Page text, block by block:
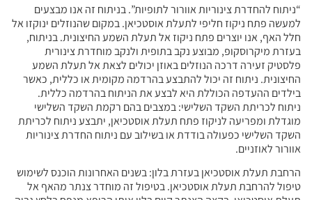
“ניתוח להחדרת צינוריות אוורור לתופיות”. בניתוח זה אנו מבצעים
למעשה פתח ניקוז חליפי לתעלת אוסטכיאן. במקום שהנוזלים ינוקזו אל
חלל האף, אנו יוצרים פתח ניקוז אל תעלת השמע החיצונית. בניתוח,
בעזרת מיקרוסקופ, מבוצע נקב בתופית ולנקב מוחדרת צינורית
פלסטיק זעירה דרכה הנוזלים באוזן יכולים לצאת אל תעלת השמע
החיצונית. ניתוח זה יכול להתבצע בהרדמה מקומית או כללית, כאשר
בילדים ההעדפה הכוללת היא לבצע את הניתוח בהרדמה כללית.
ניתוח לכריתת השקד השלישי: במצבים בהם רקמת השקד השלישי
מוגדלת ומפריעה לניקוז פתח תעלת אוסטכיאן, יתבצע ניתוח לכריתת
השקד השלישי כפעולה בודדת או בשילוב עם ניתוח החדרת צינוריות
אוורור לאוזניים.
הרחבת תעלת אוסטכיאן בעזרת בלון: בשנים האחרונות הוכנס לשימוש
טיפול להרחבת תעלת אוסטכיאן. בטיפול זה מוחדר צנתר מהאף אל